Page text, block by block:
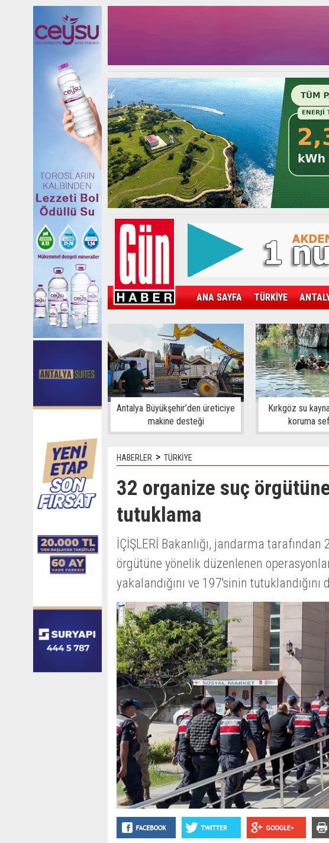
ANA SAYFA TÜRKİYE
KAMPÜS SPOR GÜN'ÜN ÜRÜNÜ SAĞLIK
Antalya Büyükşehir’den üreticiye
makine desteği
Kırkgöz su
koruma
HABERLER > TÜRKİYE
32 organize suç
tutuklama
İÇİŞLERİ Bakanlığı, jandarma
örgütüne yönelik düzenlenen
yakalandığını ve 197'sinin tutuklandığını